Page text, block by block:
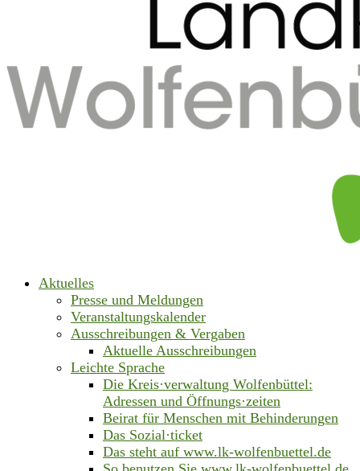
Aktuelles
Presse und Meldungen
Veranstaltungskalender
Ausschreibungen & Vergaben
Aktuelle Ausschreibungen
Leichte Sprache
Die Kreis·verwaltung Wolfenbüttel:
Adressen und Öffnungs·zeiten
Beirat für Menschen mit Behinderungen
Das Sozial·ticket
Das steht auf www.lk-wolfenbuettel.de